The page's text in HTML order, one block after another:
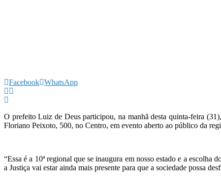
Facebook WhatsApp
O prefeito Luiz de Deus participou, na manhã desta quinta-feira
Floriano Peixoto, 500, no Centro, em evento aberto ao público da
“Essa é a 10ª regional que se inaugura em nosso estado e a
a Justiça vai estar ainda mais presente para que a sociedade possa